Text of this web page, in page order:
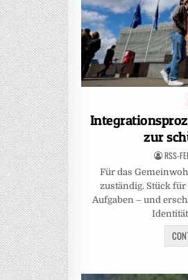
zur
RSS-
Für das
zuständig. Stück
Aufgaben – und